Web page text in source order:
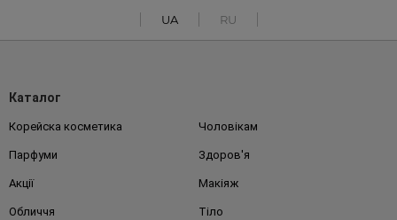
UA RU
Каталог
Корейска косметика Чоловікам
Парфуми Здоров'я
Акції Макіяж
Обличчя Тіло